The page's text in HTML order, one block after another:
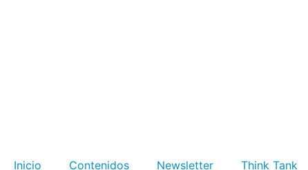
Inicio Contenidos Newsletter Think Tank